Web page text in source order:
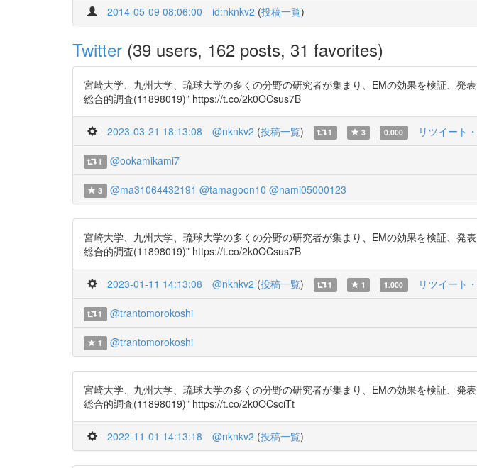
2014-05-09 08:06:00 id:nknkv2 (投稿一覧)
Twitter (39 users, 162 posts, 31 favorites)
宮崎大学、九州大学、琉球大学の多くの分野の研究者が集まり、EMの効果を検証、発
総合的調査(11898019)” https://t.co/2k0OCsus7B
2023-03-21 18:13:08 @nknkv2 (投稿一覧) 1 3 0.000 リツイート
1 @ookamikami7
3 @ma31064432191 @tamagoon10 @nami05000123
宮崎大学、九州大学、琉球大学の多くの分野の研究者が集まり、EMの効果を検証、発
総合的調査(11898019)” https://t.co/2k0OCsus7B
2023-01-11 14:13:08 @nknkv2 (投稿一覧) 1 1 1.000 リツイート
1 @trantomorokoshi
1 @trantomorokoshi
宮崎大学、九州大学、琉球大学の多くの分野の研究者が集まり、EMの効果を検証、発
総合的調査(11898019)” https://t.co/2k0OCsciTt
2022-11-01 14:13:18 @nknkv2 (投稿一覧)